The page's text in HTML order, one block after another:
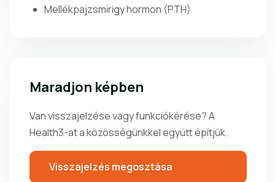
Mellékpajzsmirigy hormon (PTH)
Maradjon képben
Van visszajelzése vagy funkciókérése? A
Health3-at a közösségünkkel együtt építjük.
Visszajelzés megosztása